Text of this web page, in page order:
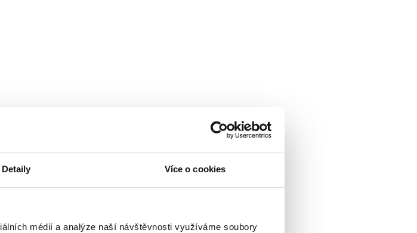
Detaily Více o cookies
médií a analýze naší návštěvnosti využíváme soubory
zaostření (Advanced Focus System)
nabíjení přes USB-C